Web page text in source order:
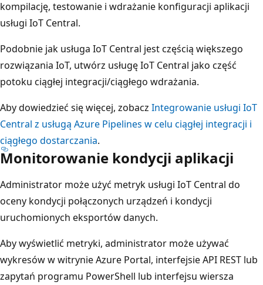
kompilację, testowanie i wdrażanie konfiguracji aplikacji
usługi IoT Central.
Podobnie jak usługa IoT Central jest częścią większego
rozwiązania IoT, utwórz usługę IoT Central jako część
potoku ciągłej integracji/ciągłego wdrażania.
Aby dowiedzieć się więcej, zobacz Integrowanie usługi IoT
Central z usługą Azure Pipelines w celu ciągłej integracji i
ciągłego dostarczania.
Monitorowanie kondycji aplikacji
Administrator może użyć metryk usługi IoT Central do
oceny kondycji połączonych urządzeń i kondycji
uruchomionych eksportów danych.
Aby wyświetlić metryki, administrator może używać
wykresów w witrynie Azure Portal, interfejsie API REST lub
zapytań programu PowerShell lub interfejsu wiersza